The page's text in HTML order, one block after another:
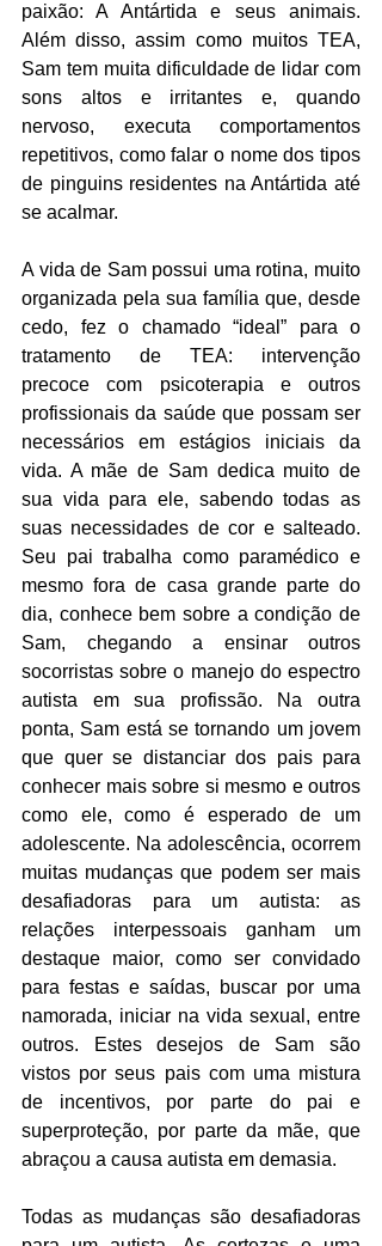
paixão: A Antártida e seus animais.
Além disso, assim como muitos TEA,
Sam tem muita dificuldade de lidar com
sons altos e irritantes e, quando
nervoso, executa comportamentos
repetitivos, como falar o nome dos tipos
de pinguins residentes na Antártida até
se acalmar.
A vida de Sam possui uma rotina, muito
organizada pela sua família que, desde
cedo, fez o chamado “ideal” para o
tratamento de TEA: intervenção
precoce com psicoterapia e outros
profissionais da saúde que possam ser
necessários em estágios iniciais da
vida. A mãe de Sam dedica muito de
sua vida para ele, sabendo todas as
suas necessidades de cor e salteado.
Seu pai trabalha como paramédico e
mesmo fora de casa grande parte do
dia, conhece bem sobre a condição de
Sam, chegando a ensinar outros
socorristas sobre o manejo do espectro
autista em sua profissão. Na outra
ponta, Sam está se tornando um jovem
que quer se distanciar dos pais para
conhecer mais sobre si mesmo e outros
como ele, como é esperado de um
adolescente. Na adolescência, ocorrem
muitas mudanças que podem ser mais
desafiadoras para um autista: as
relações interpessoais ganham um
destaque maior, como ser convidado
para festas e saídas, buscar por uma
namorada, iniciar na vida sexual, entre
outros. Estes desejos de Sam são
vistos por seus pais com uma mistura
de incentivos, por parte do pai e
superproteção, por parte da mãe, que
abraçou a causa autista em demasia.
Todas as mudanças são desafiadoras